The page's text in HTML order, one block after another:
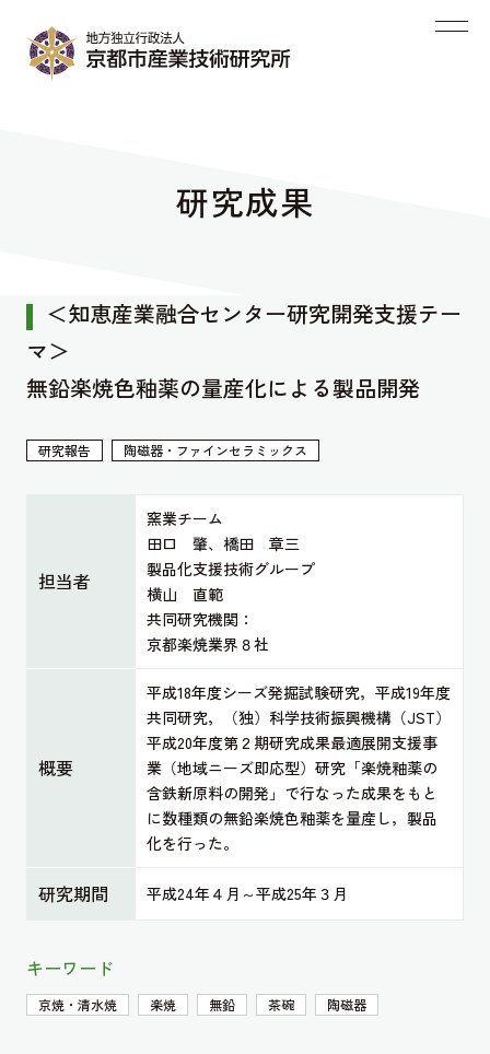
研究成果
＜知恵産業融合センター研究開発支援テー
マ＞
無鉛楽焼色釉薬の量産化による製品開発
研究報告 陶磁器・ファインセラミックス
担当者
窯業チーム
田口 肇、橋田 章三
製品化支援技術グループ
横山 直範
共同研究機関：
京都楽焼業界８社
概要
平成18年度シーズ発掘試験研究，平成19年度
共同研究，（独）科学技術振興機構（JST）
平成20年度第２期研究成果最適展開支援事
業（地域ニーズ即応型）研究「楽焼釉薬の
含鉄新原料の開発」で行なった成果をもと
に数種類の無鉛楽焼色釉薬を量産し，製品
化を行った。
研究期間 平成24年４月～平成25年３月
キーワード
京焼・清水焼 楽焼 無鉛 茶碗 陶磁器